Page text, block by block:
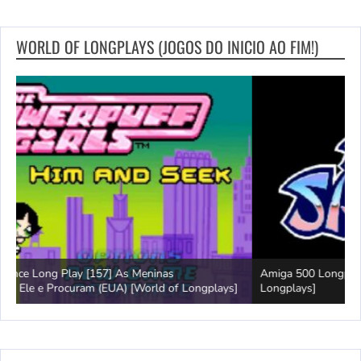
WORLD OF LONGPLAYS (JOGOS DO INICIO AO FIM!)
Amiga 500 Longplay [597] Segundo Samurai [World of
Longplays]